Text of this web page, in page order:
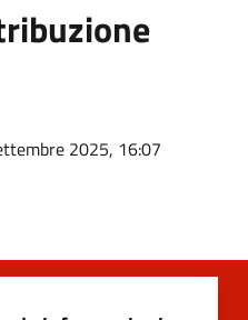
2025, 16:07